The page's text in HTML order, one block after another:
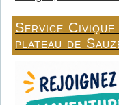
Service
plateau de